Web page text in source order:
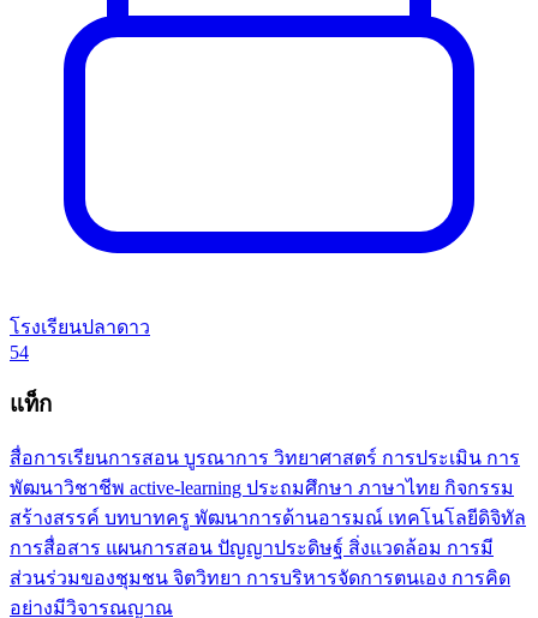
โรงเรียนปลาดาว
54
แท็ก
สื่อการเรียนการสอน บูรณาการ วิทยาศาสตร์ การประเมิน การ
พัฒนาวิชาชีพ active-learning ประถมศึกษา ภาษาไทย กิจกรรม
สร้างสรรค์ บทบาทครู พัฒนาการด้านอารมณ์ เทคโนโลยีดิจิทัล
การสื่อสาร แผนการสอน ปัญญาประดิษฐ์ สิ่งแวดล้อม การมี
ส่วนร่วมของชุมชน จิตวิทยา การบริหารจัดการตนเอง การคิด
อย่างมีวิจารณญาณ